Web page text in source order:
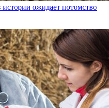
ожидает потомство